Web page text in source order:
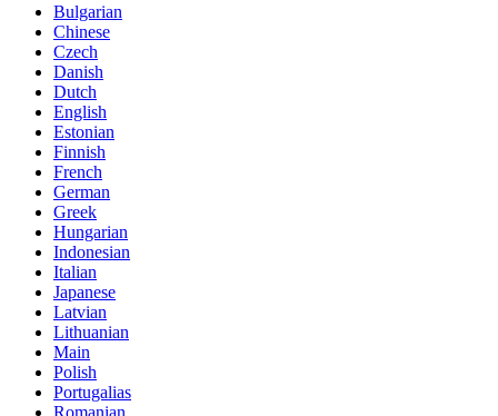
Bulgarian
Chinese
Czech
Danish
Dutch
English
Estonian
Finnish
French
German
Greek
Hungarian
Indonesian
Italian
Japanese
Latvian
Lithuanian
Main
Polish
Portugalias
Romanian